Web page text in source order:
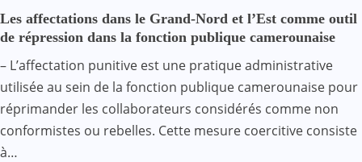
Les affectations dans le Grand-Nord et l’Est comme outil
de répression dans la fonction publique camerounaise
– L’affectation punitive est une pratique administrative
utilisée au sein de la fonction publique camerounaise pour
réprimander les collaborateurs considérés comme non
conformistes ou rebelles. Cette mesure coercitive consiste
à…